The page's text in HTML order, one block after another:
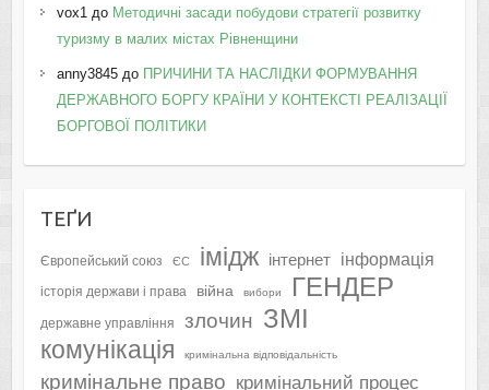
vox1до Методичні засади побудови стратегії розвитку
туризму в малих містах Рівненщини
anny3845до ПРИЧИНИ ТА НАСЛІДКИ ФОРМУВАННЯ
ДЕРЖАВНОГО БОРГУ КРАЇНИ У КОНТЕКСТІ РЕАЛІЗАЦІЇ
БОРГОВОЇ ПОЛІТИКИ
ТЕҐИ
Європейський союз ЄС імідж інтернет інформація
історія держави і права війна вибори ГЕНДЕР
державне управління злочин ЗМІ
комунікація кримінальна відповідальність
кримінальне право кримінальний процес